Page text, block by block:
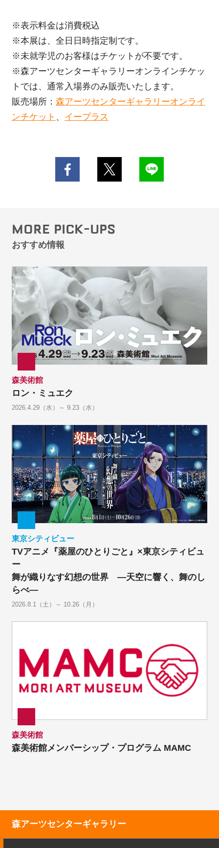
※表示料金は消費税込
※本展は、全日日時指定制です。
※未就学児のお客様はチケットが不要です。
※森アーツセンターギャラリーオンラインチケッ
トでは、通常入場券のみ販売いたします。
販売場所： 森アーツセンターギャラリーオンライ
ンチケット 、 イープラス
MORE PICK-UPS
おすすめ情報
森美術館
ロン・ミュエク
2026.4.29（水）～ 9.23（水）
東京シティビュー
TVアニメ『薬屋のひとりごと』×東京シティビュ
ー
舞が織りなす幻想の世界 ―天空に響く、舞のし
らべ―
2026.8.1（土）～ 10.26（月）
森美術館
森美術館メンバーシップ・プログラム MAMC
森アーツセンターギャラリー